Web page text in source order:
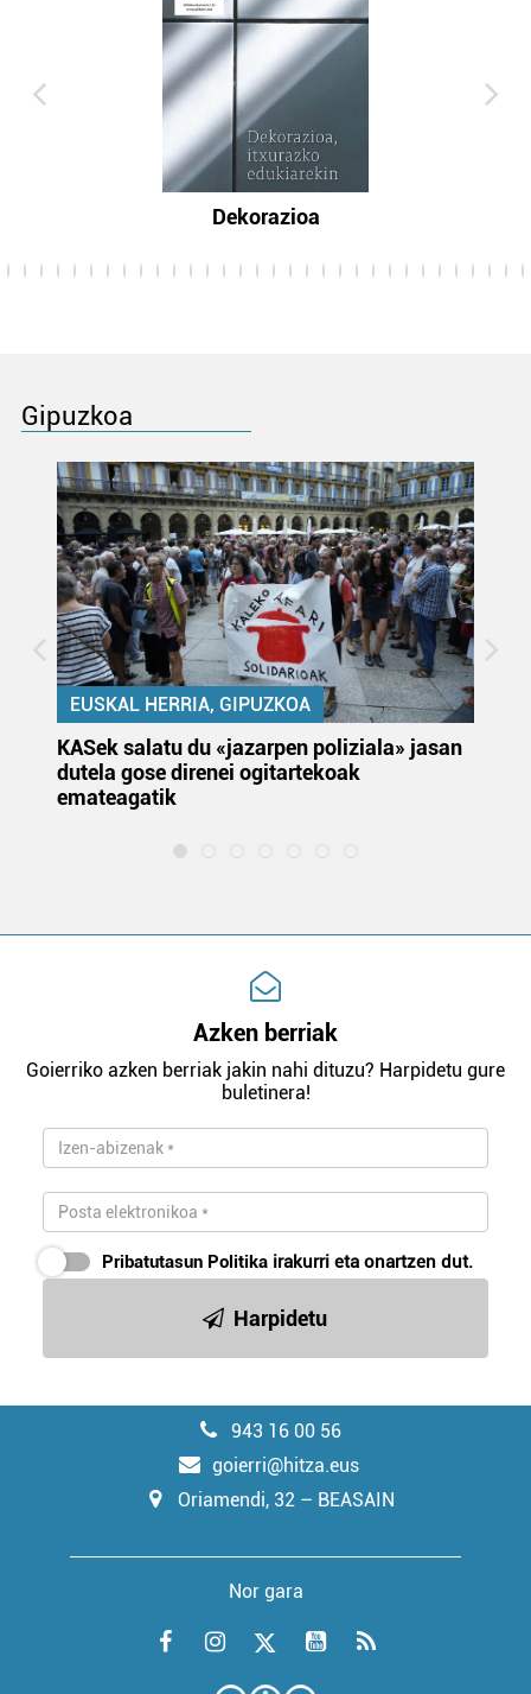
Dekorazioa
Gipuzkoa
EUSKAL HERRIA, GIPUZKOA
KASek salatu du «jazarpen poliziala» jasan
dutela gose direnei ogitartekoak
emateagatik
Azken berriak
Goierriko azken berriak jakin nahi dituzu? Harpidetu gure
buletinera!
Pribatutasun Politika irakurri eta onartzen dut.
Harpidetu
943 16 00 56
goierri@hitza.eus
Oriamendi, 32 – BEASAIN
Nor gara